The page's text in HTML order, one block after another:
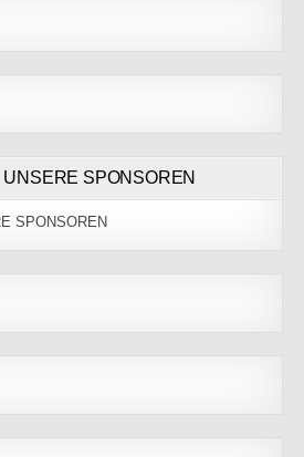
UNSERE SPONSOREN